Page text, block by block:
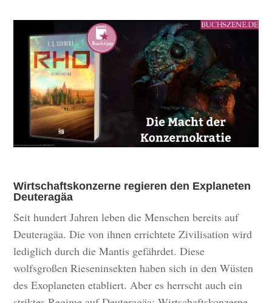
Wirtschaftskonzerne regieren den Explaneten
Deuteragäa
Seit hundert Jahren leben die Menschen bereits auf
Deuteragäa. Die von ihnen errichtete Zivilisation wird
lediglich durch die Mantis gefährdet. Diese
wolfsgroßen Rieseninsekten haben sich in den Wüsten
des Exoplaneten etabliert. Aber es herrscht auch ein